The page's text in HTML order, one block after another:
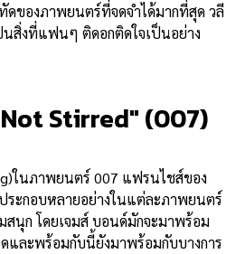
ของภาพยนตร์ที่จดจำได้มากที่สุด วลี
นสิ่งที่แฟนๆ ติดอกติดใจเป็นอย่าง
Stirred" (007)
ในภาพยนตร์ 007 แฟรนไชส์ของ
ระกอบหลายอย่างในแต่ละภาพยนตร์
นุก โดยเจมส์ บอนด์มักจะมาพร้อม
และพร้อมกับนี้ยังมาพร้อมกับบางการ